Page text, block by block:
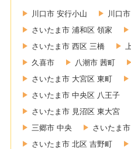
川口市 安行小山 川口
さいたま市 浦和区 領家
さいたま市 西区 三橋
久喜市
八潮市 茜町
さいたま市 大宮区 東町
さいたま市 中央区 八王子
さいたま市 見沼区 東大宮
三郷市 中央
さいたま
さいたま市 北区 吉野町